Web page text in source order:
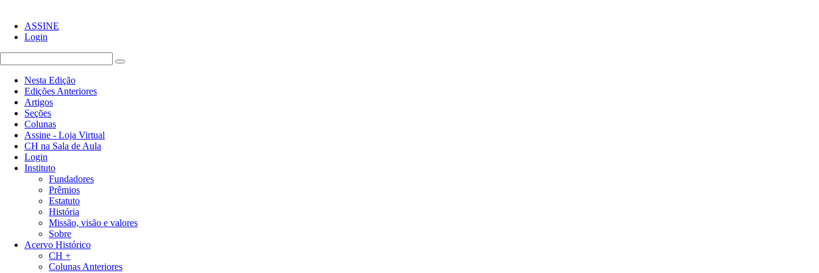
ASSINE
Login
Nesta Edição
Edições Anteriores
Artigos
Seções
Colunas
Assine - Loja Virtual
CH na Sala de Aula
Login
Instituto
Fundadores
Prêmios
Estatuto
História
Missão, visão e valores
Sobre
Acervo Histórico
CH +
Colunas Anteriores